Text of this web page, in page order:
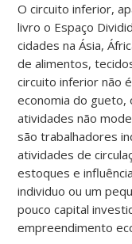
O circuito inferior,
livro o Espaço
cidades na Ásia,
de alimentos,
circuito inferior não
economia do gueto,
atividades não
são trabalhadores
atividades de
estoques e
individuo ou um
pouco capital
empreendimento